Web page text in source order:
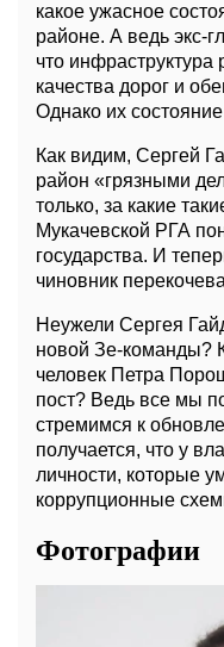
какое ужасное
районе. А ведь экс-
что
качества дорог и
Однако их
Как видим, Сергей
район «грязными
только, за какие
Мукачевской РГА
государства. И
чиновник
Неужели Сергея
новой Зе-команды?
человек Петра
пост? Ведь все мы
стремимся к
получается, что у
личности, которые
коррупционные
Фотографии